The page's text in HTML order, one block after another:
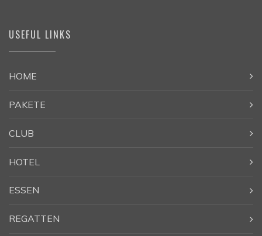
USEFUL LINKS
HOME
PAKETE
CLUB
HOTEL
ESSEN
REGATTEN